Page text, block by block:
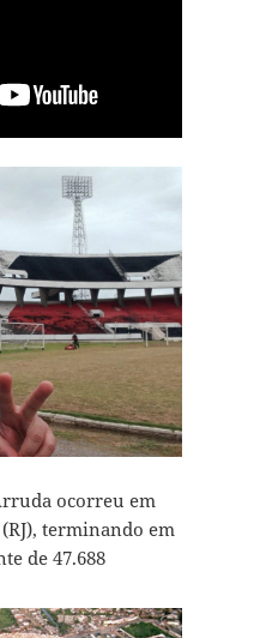
ocorreu em
terminando em
de 47.688